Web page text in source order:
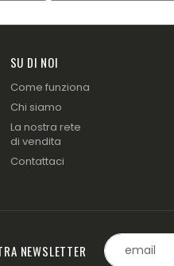
SU DI NOI
Come funziona
Chi siamo
La nostra rete
di vendita
Contattaci
NEWSLETTER